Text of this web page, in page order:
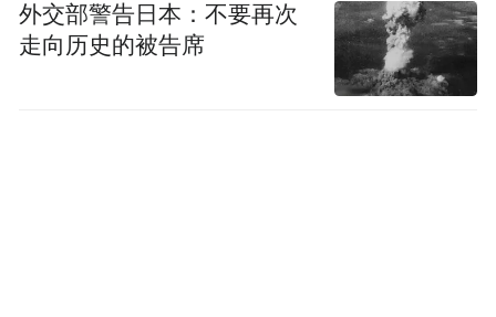
外交部警告日本：不要再次
走向历史的被告席